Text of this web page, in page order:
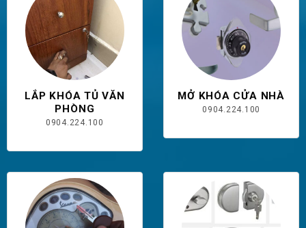
LẮP KHÓA TỦ VĂN
PHÒNG
0904.224.100
MỞ KHÓA CỬA NHÀ
0904.224.100